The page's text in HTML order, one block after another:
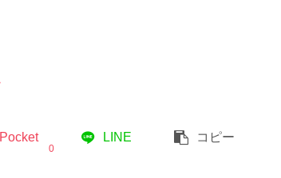
Pocket
0
LINE コピー